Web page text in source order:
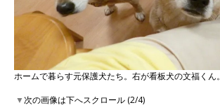
ホームで暮らす元保護犬たち。右が看板犬の文福くん。
▼次の画像は下へスクロール (2/4)